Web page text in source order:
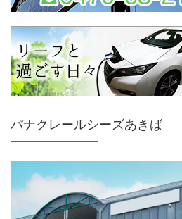
パナクレールシーズあきば